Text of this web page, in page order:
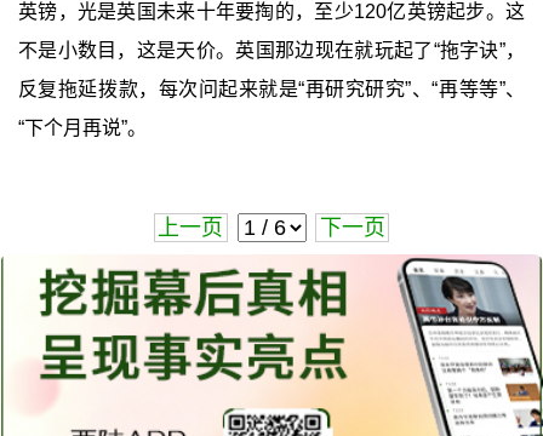
英镑，光是英国未来十年要掏的，至少120亿英镑起步。这
不是小数目，这是天价。英国那边现在就玩起了“拖字诀”，
反复拖延拨款，每次问起来就是“再研究研究”、“再等等”、
“下个月再说”。
上一页 下一页